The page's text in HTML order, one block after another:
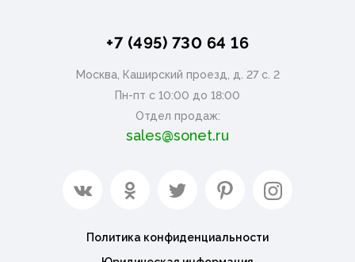
+7 (495) 730 64 16
Москва, Каширский проезд, д. 27 с. 2
Пн-пт с 10:00 до 18:00
Отдел продаж:
sales@sonet.ru
Политика конфиденциальности